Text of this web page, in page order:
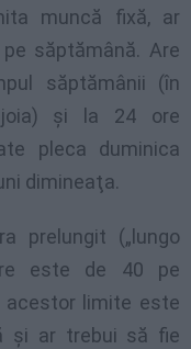
muncă fixă, ar
săptămână. Are
săptămânii (în
joia) şi la 24 ore
pleca duminica
dimineaţa.
prelungit („lungo
este de 40 pe
limite este
şi ar trebui să fie